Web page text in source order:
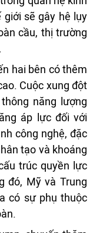
sẽ gây hệ lụy
cầu, thị trường
hai bên có thêm
Cuộc xung đột
năng lượng
áp lực đối với
công nghệ, đặc
tạo và khoáng
trúc quyền lực
đó, Mỹ và Trung
có sự phụ thuộc